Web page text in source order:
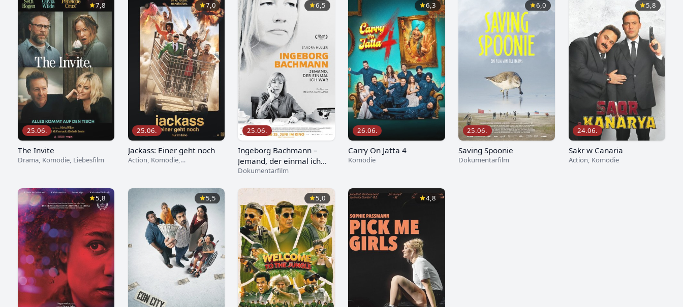
7,8
25.06.
The Invite
Drama, Komödie, Liebesfilm
7,0
25.06.
Jackass: Einer geht noch
Action, Komödie,
6,5
25.06.
Ingeborg Bachmann –
Jemand, der einmal ich
war
Dokumentarfilm
6,3
26.06.
Carry On Jatta 4
Komödie
6,0
25.06.
Saving Spoonie
Dokumentarfilm
5,8
24.06.
Sakr w Canaria
Action, Komödie
5,8 5,5 5,0 4,8